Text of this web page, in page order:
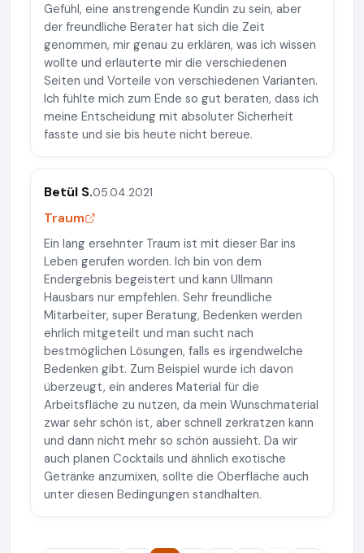
Gefühl, eine anstrengende Kundin zu sein, aber
der freundliche Berater hat sich die Zeit
genommen, mir genau zu erklären, was ich wissen
wollte und erläuterte mir die verschiedenen
Seiten und Vorteile von verschiedenen Varianten.
Ich fühlte mich zum Ende so gut beraten, dass ich
meine Entscheidung mit absoluter Sicherheit
fasste und sie bis heute nicht bereue.
Betül S.05.04.2021
Traum
Ein lang ersehnter Traum ist mit dieser Bar ins
Leben gerufen worden. Ich bin von dem
Endergebnis begeistert und kann Ullmann
Hausbars nur empfehlen. Sehr freundliche
Mitarbeiter, super Beratung, Bedenken werden
ehrlich mitgeteilt und man sucht nach
bestmöglichen Lösungen, falls es irgendwelche
Bedenken gibt. Zum Beispiel wurde ich davon
überzeugt, ein anderes Material für die
Arbeitsfläche zu nutzen, da mein Wunschmaterial
zwar sehr schön ist, aber schnell zerkratzen kann
und dann nicht mehr so schön aussieht. Da wir
auch planen Cocktails und ähnlich exotische
Getränke anzumixen, sollte die Oberfläche auch
unter diesen Bedingungen standhalten.